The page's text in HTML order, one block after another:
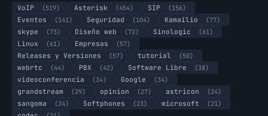
VoIP (519) Asterisk (454) SIP
(156)
Eventos
(141) Seguridad (104) Kamailio
(77)
skype
(73) Diseño web (72) Sinologic
(61)
Linux
(61) Empresas
(57)
Releases y Versiones
(57) tutorial
(50)
webrtc
(44) PBX (42) Software Libre
(38)
videoconferencia
(34) Google
(34)
grandstream
(29) opinion (27) astricon
(24)
sangoma
(24) Softphones (23) microsoft
(21)